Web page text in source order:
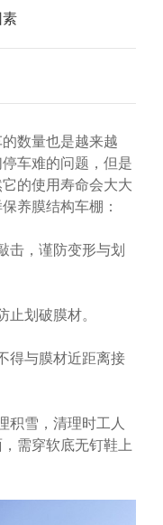
素
数量也是越来越
车难的问题，但是
的使用寿命会大大
养膜结构车棚：
击，谨防变形与划
止划破膜材。
得与膜材近距离接
积雪，清理时工人
需穿软底无钉鞋上